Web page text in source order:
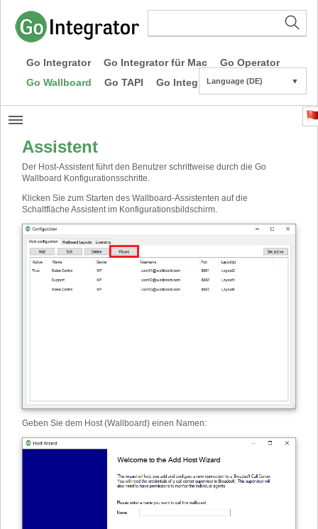
Go Integrator Go Integrator für Mac
Go Operator
Go Wallboard
Go TAPI Go Integrator CE
Language (DE) ▼
Assistent
Der Host-Assistent führt den Benutzer schrittweise durch die Go
Wallboard Konfigurationsschritte.
Klicken Sie zum Starten des Wallboard-Assistenten auf die
Schaltfläche Assistent im Konfigurationsbildschirm.
Geben Sie dem Host (Wallboard) einen Namen: